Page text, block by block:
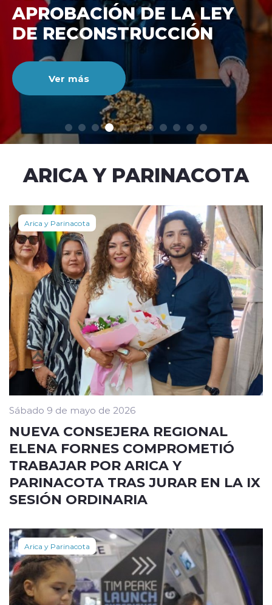
modo claro
DE RECONSTRUCCIÓ
NACIONAL
Ver más
ARICA Y PARINACOTA
Arica y Parinacota
Sábado 9 de mayo de 2026
NUEVA CONSEJERA REGIONAL
ELENA FORNES COMPROMETIÓ
TRABAJAR POR ARICA Y
PARINACOTA TRAS JURAR EN LA IX
SESIÓN ORDINARIA
Arica y Parinacota